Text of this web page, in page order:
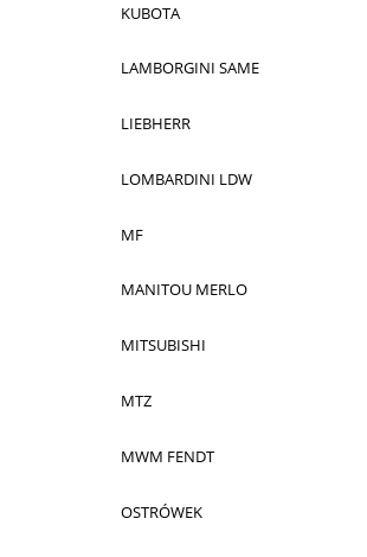
KUBOTA
LAMBORGINI SAME
LIEBHERR
LOMBARDINI LDW
MF
MANITOU MERLO
MITSUBISHI
MTZ
MWM FENDT
OSTRÓWEK